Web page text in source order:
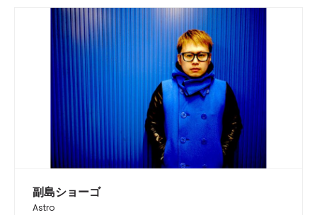
副島ショーゴ
Astro